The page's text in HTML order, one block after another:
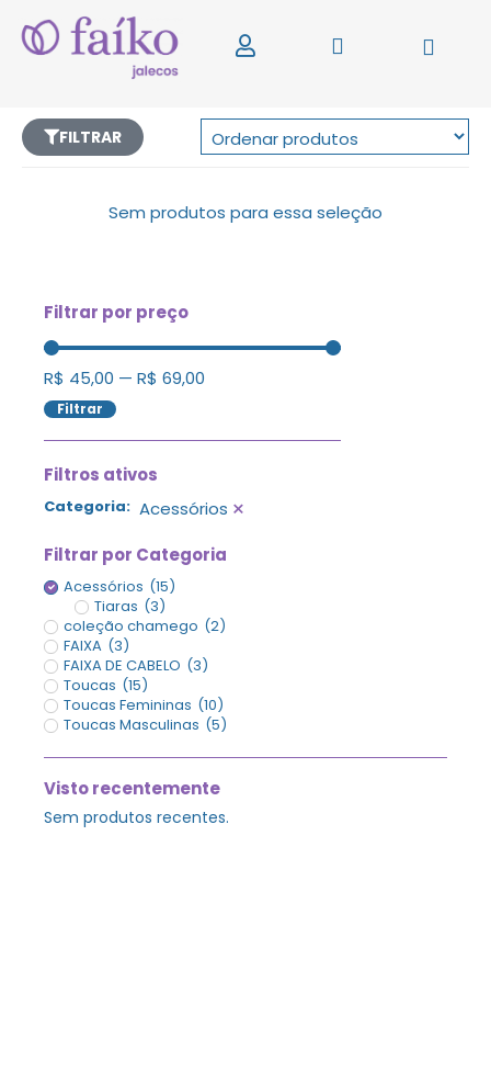
Filtrar por preço
R$ 45,00 — R$ 69,00
Filtrar
Filtros ativos
Categoria: Acessórios ×
Filtrar por Categoria
Acessórios (15)
Tiaras (3)
coleção chamego (2)
FAIXA (3)
FAIXA DE CABELO (3)
Toucas (15)
Toucas Femininas (10)
Toucas Masculinas (5)
Visto recentemente
Sem produtos recentes.
FILTRAR
Sem produtos para essa seleção